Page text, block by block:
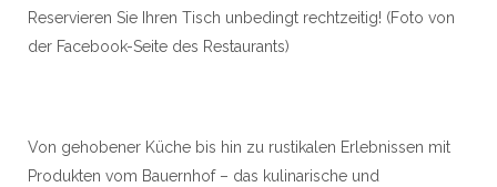
Reservieren Sie Ihren Tisch unbedingt rechtzeitig! (Foto von
der Facebook-Seite des Restaurants)
Von gehobener Küche bis hin zu rustikalen Erlebnissen mit
Produkten vom Bauernhof – das kulinarische und